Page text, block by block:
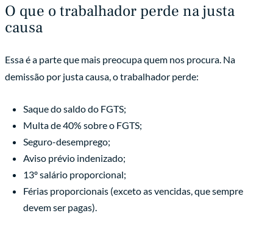
O que o trabalhador perde na justa
causa
Essa é a parte que mais preocupa quem nos procura. Na
demissão por justa causa, o trabalhador perde:
Saque do saldo do FGTS;
Multa de 40% sobre o FGTS;
Seguro-desemprego;
Aviso prévio indenizado;
13º salário proporcional;
Férias proporcionais (exceto as vencidas, que sempre
devem ser pagas).